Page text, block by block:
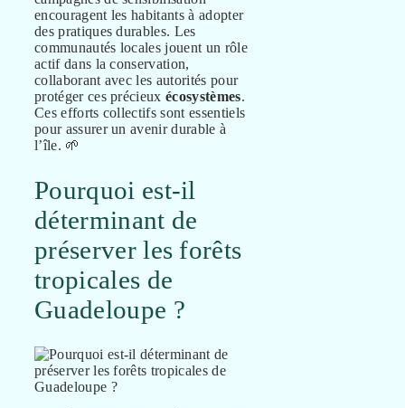
encouragent les habitants à adopter
des pratiques durables. Les
communautés locales jouent un rôle
actif dans la conservation,
collaborant avec les autorités pour
protéger ces précieuxécosystèmes.
Ces efforts collectifs sont essentiels
pour assurer un avenir durable à
l’île. 🌱
Pourquoi est-il
déterminant de
préserver les forêts
tropicales de
Guadeloupe ?